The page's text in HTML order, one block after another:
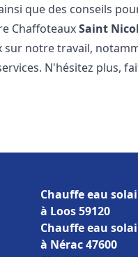
que des conseils
ChaffoteauxSaint
sur notre travail,
N'hésitez plus,
Chauffe eau
à Loos 59120
Chauffe eau
à Nérac 47600